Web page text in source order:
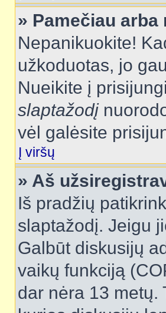
» Pamečiau
Nepanikuokite!
užkoduotas, jo
Nueikite į
slaptažodį
vėl galėsite
Į viršų
» Aš
Iš pradžių
slaptažodį. Jeigu
Galbūt diskusijų
vaikų funkciją
dar nėra 13 metų.